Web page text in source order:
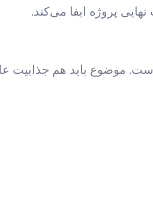
پروژه ایفا می‌کند.
موضوع باید هم جذابیت